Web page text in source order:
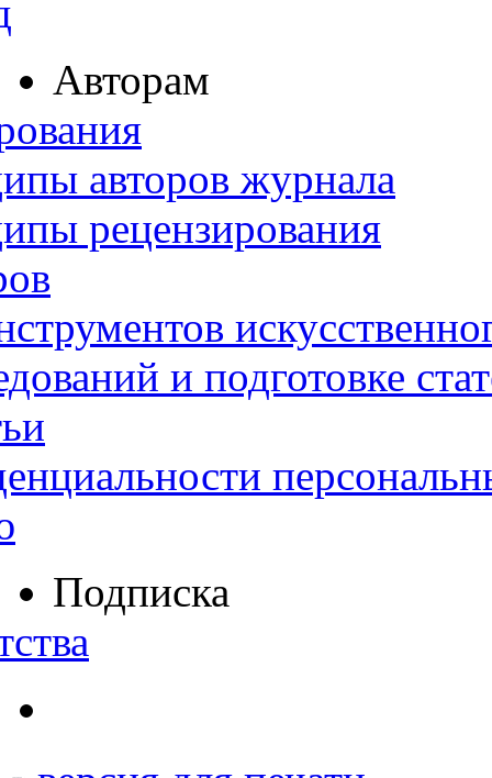
Авторам
авторов журнала
рецензирования
и подготовке
Подписка